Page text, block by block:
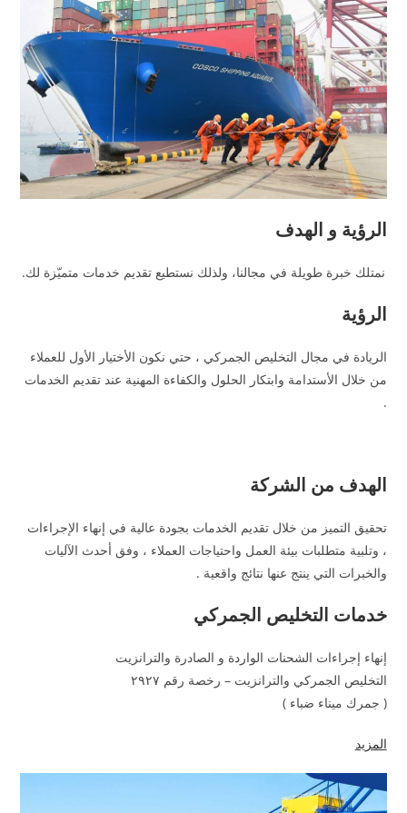
الرؤية و الهدف
نمتلك خبرة طويلة في مجالنا، ولذلك نستطيع تقديم خدمات متميّزة لك.
الرؤية
الريادة في مجال التخليص الجمركي ، حتي نكون الأختيار الأول للعملاء
من خلال الأستدامة وابتكار الحلول والكفاءة المهنية عند تقديم الخدمات
.
الهدف من الشركة
تحقيق التميز من خلال تقديم الخدمات بجودة عالية في إنهاء الإجراءات
، وتلبية متطلبات بيئة العمل واحتياجات العملاء ، وفق أحدث الآليات
والخبرات التي ينتج عنها نتائج واقعية .
خدمات التخليص الجمركي
إنهاء إجراءات الشحنات الواردة و الصادرة والترانزيت
التخليص الجمركي والترانزيت – رخصة رقم ٢٩٢٧
( جمرك ميناء ضباء )
المزيد